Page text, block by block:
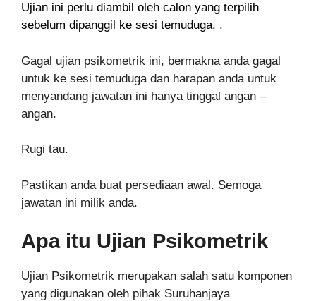
Ujian ini perlu diambil oleh calon yang terpilih
sebelum dipanggil ke sesi temuduga. .
Gagal ujian psikometrik ini, bermakna anda gagal
untuk ke sesi temuduga dan harapan anda untuk
menyandang jawatan ini hanya tinggal angan –
angan.
Rugi tau.
Pastikan anda buat persediaan awal. Semoga
jawatan ini milik anda.
Apa itu Ujian Psikometrik
Ujian Psikometrik merupakan salah satu komponen
yang digunakan oleh pihak Suruhanjaya